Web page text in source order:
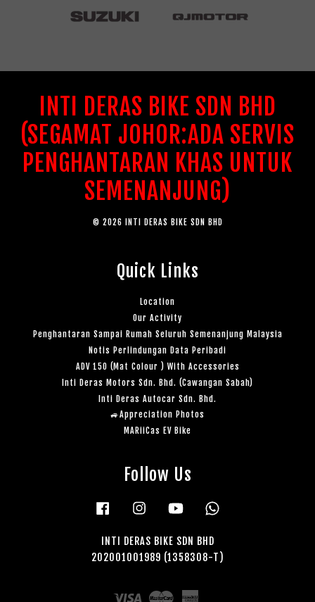
INTI DERAS BIKE SDN BHD
(SEGAMAT JOHOR:ADA SERVIS
PENGHANTARAN KHAS UNTUK
SEMENANJUNG)
© 2026 INTI DERAS BIKE SDN BHD
Quick Links
Location
Our Activity
Penghantaran Sampai Rumah Seluruh Semenanjung Malaysia
Notis Perlindungan Data Peribadi
ADV 150 (Mat Colour ) With Accessories
Inti Deras Motors Sdn. Bhd. (Cawangan Sabah)
Inti Deras Autocar Sdn. Bhd.
🚙Appreciation Photos
MARiiCas EV Bike
Follow Us
Facebook Instagram YouTube
INTI DERAS BIKE SDN BHD
202001001989 (1358308-T)
Visa Master